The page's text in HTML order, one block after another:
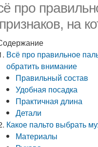
про
на
Всё про правильное
обратить внимание
Правильный состав
Удобная посадка
Практичная длина
Детали
Какое пальто выбрать
Материалы